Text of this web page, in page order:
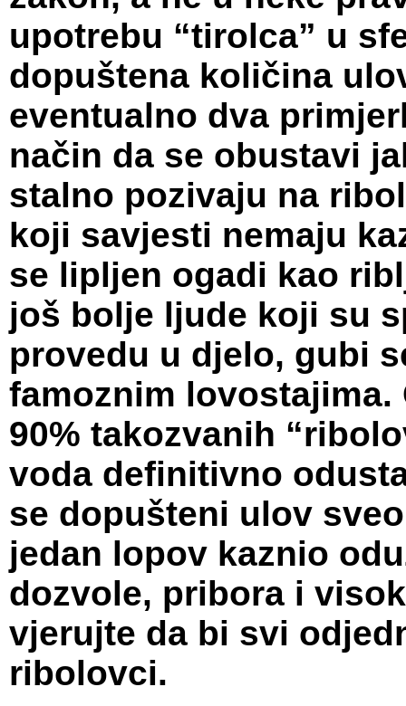
upotrebu “tirolca” u
dopuštena količina
eventualno dva
način da se obustavi
stalno pozivaju na
koji savjesti nemaju
se lipljen ogadi kao
još bolje ljude koji su
provedu u djelo, gubi
famoznim
90% takozvanih
voda definitivno
se dopušteni ulov
jedan lopov kaznio
dozvole, pribora i
vjerujte da bi svi
ribolovci.